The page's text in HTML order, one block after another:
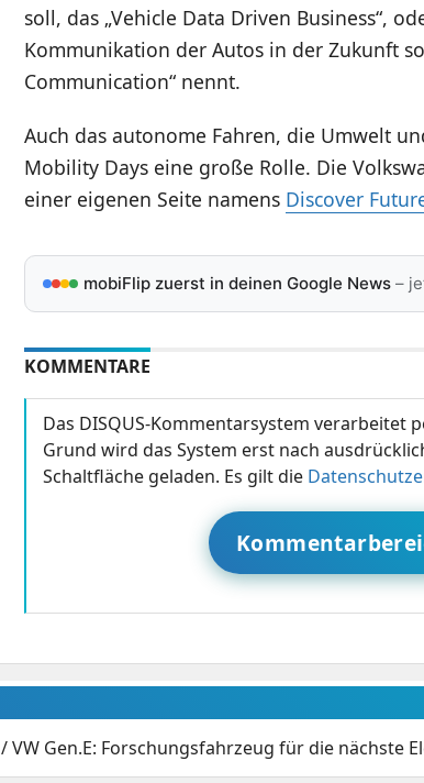
soll, das „Vehicle Data Driven Business“,
Kommunikation der Autos in der Zukunft
Communication“ nennt.
Auch das autonome Fahren, die Umwelt
Mobility Days eine große Rolle. Die
einer eigenen Seite namens Discover
mobiFlip zuerst in deinen Google News–
KOMMENTARE
Das DISQUS-Kommentarsystem verarbeitet
Grund wird das System erst nach
Schaltfläche geladen. Es gilt die
/VW Gen.E: Forschungsfahrzeug für die nächste